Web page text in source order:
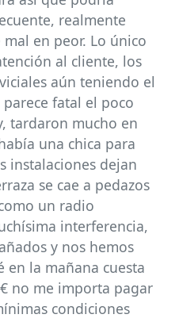
realmente
en peor. Lo único
al cliente, los
aún teniendo el
fatal el poco
tardaron mucho en
una chica para
instalaciones dejan
se cae a pedazos
un radio
interferencia,
y nos hemos
en la mañana cuesta
no me importa pagar
condiciones